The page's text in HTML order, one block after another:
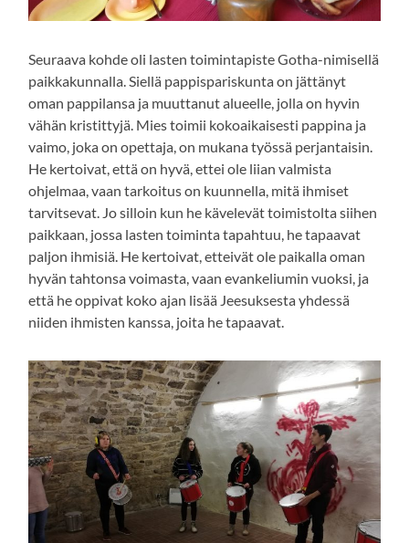
Seuraava kohde oli lasten toimintapiste Gotha-nimisellä
paikkakunnalla. Siellä pappispariskunta on jättänyt
oman pappilansa ja muuttanut alueelle, jolla on hyvin
vähän kristittyjä. Mies toimii kokoaikaisesti pappina ja
vaimo, joka on opettaja, on mukana työssä perjantaisin.
He kertoivat, että on hyvä, ettei ole liian valmista
ohjelmaa, vaan tarkoitus on kuunnella, mitä ihmiset
tarvitsevat. Jo silloin kun he kävelevät toimistolta siihen
paikkaan, jossa lasten toiminta tapahtuu, he tapaavat
paljon ihmisiä. He kertoivat, etteivät ole paikalla oman
hyvän tahtonsa voimasta, vaan evankeliumin vuoksi, ja
että he oppivat koko ajan lisää Jeesuksesta yhdessä
niiden ihmisten kanssa, joita he tapaavat.